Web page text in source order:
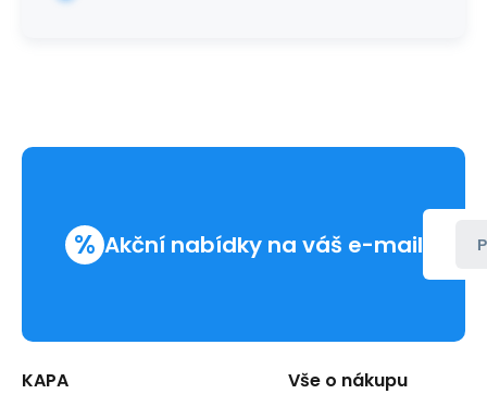
% Akční nabídky na váš e-mail
KAPA Vše o nákupu